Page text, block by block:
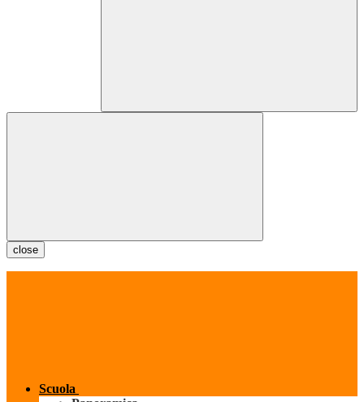
close
Scuola